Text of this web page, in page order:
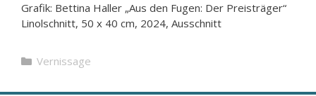
Grafik: Bettina Haller „Aus den Fugen: Der Preisträger“
Linolschnitt, 50 x 40 cm, 2024, Ausschnitt
Kategorien
Vernissage